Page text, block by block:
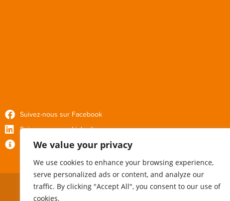
We value your privacy
We use cookies to enhance your browsing experience,
serve personalized ads or content, and analyze our
traffic. By clicking "Accept All", you consent to our use of
cookies.
Suivez-nous sur Facebook
Suivez-nous sur Linkedin
Politique de confidentialité